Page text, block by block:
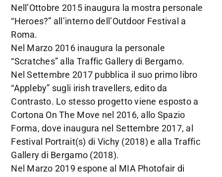
Nell’Ottobre 2015 inaugura la mostra personale
“Heroes?” all’interno dell’Outdoor Festival a
Roma.
Nel Marzo 2016 inaugura la personale
“Scratches” alla Traffic Gallery di Bergamo.
Nel Settembre 2017 pubblica il suo primo libro
“Appleby” sugli irish travellers, edito da
Contrasto. Lo stesso progetto viene esposto a
Cortona On The Move nel 2016, allo Spazio
Forma, dove inaugura nel Settembre 2017, al
Festival Portrait(s) di Vichy (2018) e alla Traffic
Gallery di Bergamo (2018).
Nel Marzo 2019 espone al MIA Photofair di